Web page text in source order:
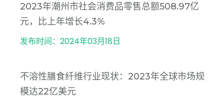
2023年潮州市社会消费品零售总额508.97亿
元，比上年增长4.3%
发布时间：2024年03月18日
不溶性膳食纤维行业现状：2023年全球市场规
模达22亿美元